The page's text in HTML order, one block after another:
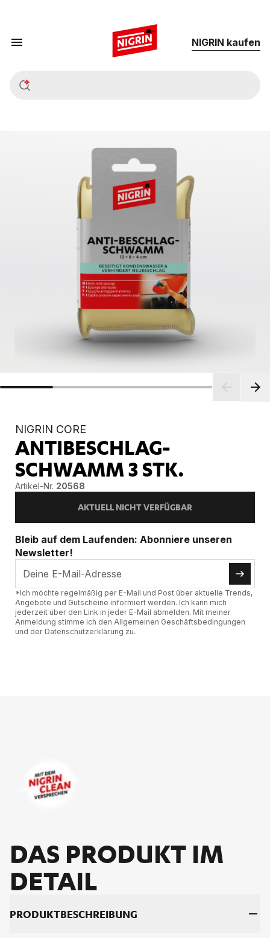
NIG­RIN kau­fen
NIGRIN CORE
ANTIBESCHLAG-
SCHWAMM 3 STK.
Artikel-Nr. 20568
AKTUELL NICHT VERFÜGBAR
Bleib auf dem Laufenden: Abonniere unseren
Newsletter!
*Ich möchte regelmäßig per E-Mail und Post über aktuelle Trends,
Angebote und Gutscheine informiert werden. Ich kann mich
jederzeit über den Link in jeder E-Mail abmelden. Mit meiner
Anmeldung stimme ich den Allgemeinen Geschäftsbedingungen
und der Datenschutzerklärung zu.
DAS PRO­DUKT IM
DE­TAIL
PRO­DUKT­BE­SCHREI­BUNG